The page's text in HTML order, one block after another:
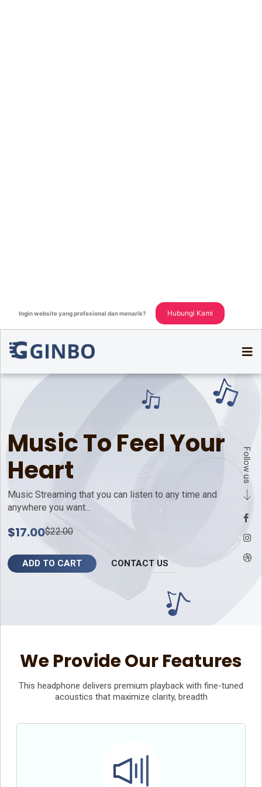
Ingin website yang profesional dan menarik? Hubungi Kami